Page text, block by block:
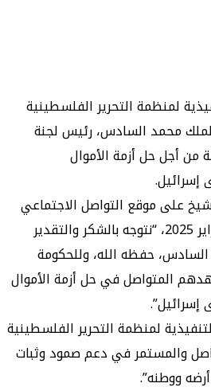
التحرير الفلسطينية
السادس، رئيس لجنة
أزمة الأموال
التواصل الاجتماعي
“إكس” يوم الاثنين 10 فبراير 2025، “نتوجه بالشكر والتقدير
حفظه الله، وللحكومة
في حل أزمة الأموال
التحرير الفلسطينية
في دعم صمود وثبات